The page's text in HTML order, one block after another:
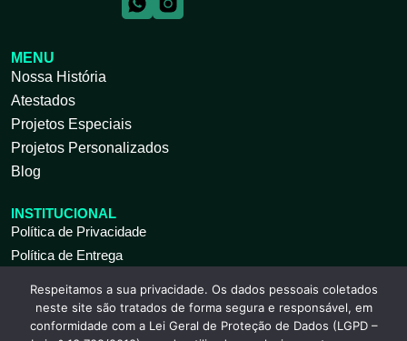
MENU
Nossa História
Atestados
Projetos Especiais
Projetos Personalizados
Blog
INSTITUCIONAL
Política de Privacidade
Política de Entrega
ATENDIMENTO AO CLIENTE
Seg à Sex 09 às 18h
(11) 2317-9739
Respeitamos a sua privacidade. Os dados pessoais coletados
neste site são tratados de forma segura e responsável, em
conformidade com a Lei Geral de Proteção de Dados (LGPD –